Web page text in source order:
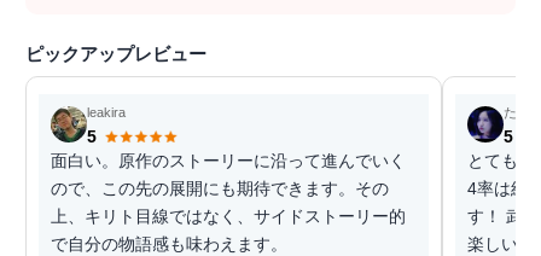
ピックアップレビュー
leakira
5
面白い。原作のストーリーに沿って進んでいく
ので、この先の展開にも期待できます。その
上、キリト目線ではなく、サイドストーリー的
で自分の物語感も味わえます。
たつ
5
とても
4率は結
す！ 武
楽しいで